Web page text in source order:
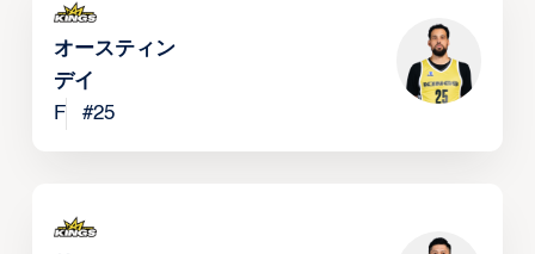
オースティン・
デイ
F
#25